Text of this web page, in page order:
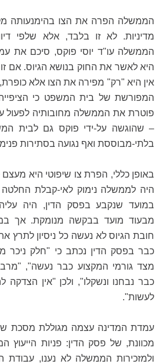
הממשלה הפרה את הצו בהימנעותה
מדיניות. לא זו בלבד, אלא שלפי
הממשלה עו"ד יוסי פוקס, סיכם את
היא לאשר את החוק בנושא הגיוס. אם
אין היא "רק" מפירה את הצו אלא
המפורשת של בית המשפט כי
פוטרת את הממשלה מחובותיה לפעול
– שהוגשה על-ידי פוקס גם לבית
בלתי-מבוססת ואף נגועה בסתירות
באופן כללי, הפרת צו שיפוטי היא
היה לממשלה נימוק לאי-קבלת החלטה
במועד שנקבע בפסק הדין, היה
מבעוד מועד בבקשה מנומקת. אך
חובת הגיוס לא נעשה כל ניסיון לתרץ
כבר בפסק הדין נכתב כי "חלק
מצד גורמי המקצוע כבר נעשה",
כבר נבחנו ונשקלו", ולכן "אין
לעשות".
עמדת המדינה עצמה מגוללת מסכת
מכוונת, של פסק הדין: פניות
ולמזכירות הממשלה לא נענו, עבודת